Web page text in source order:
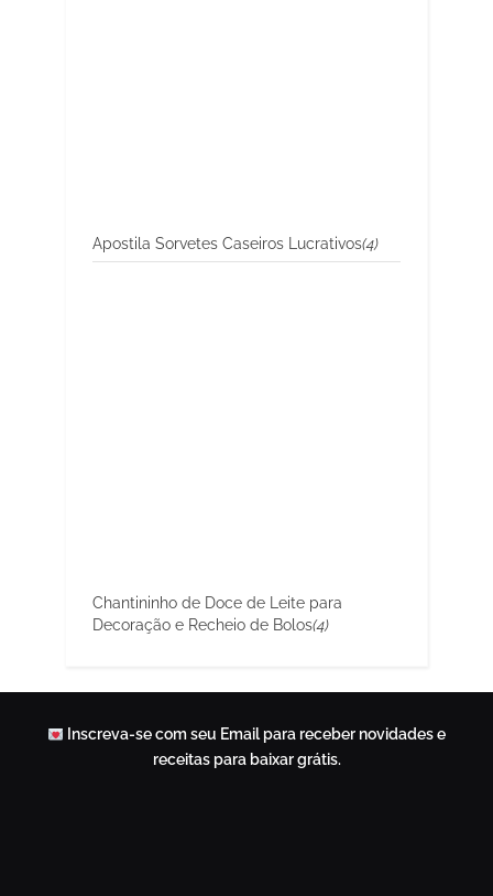
Apostila Sorvetes Caseiros Lucrativos(4)
Chantininho de Doce de Leite para
Decoração e Recheio de Bolos(4)
Inscreva-se com seu Email para receber novidades e
receitas para baixar grátis.